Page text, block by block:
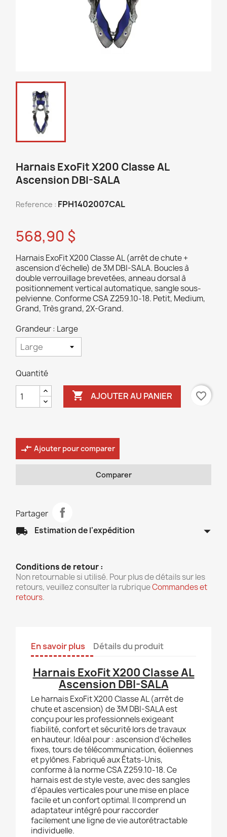
Harnais ExoFit X200 Classe AL
Ascension DBI-SALA
Reference : FPH1402007CAL
568,90 $
Harnais ExoFit X200 Classe AL (arrêt de chute +
ascension d'échelle) de 3M DBI-SALA. Boucles à
double verrouillage brevetées, anneau dorsal à
positionnement vertical automatique, sangle sous-
pelvienne. Conforme CSA Z259.10-18. Petit, Medium,
Grand, Très grand, 2X-Grand.
Grandeur : Large
Quantité
 AJOUTER AU PANIER favorite_border
compare_arrows Ajouter pour comparer
Comparer
Partager
local_shipping Estimation de l'expédition arrow_drop_down
Conditions de retour :
Non retournable si utilisé. Pour plus de détails sur les
retours, veuillez consulter la rubriqueCommandes et
retours.
En savoir plus Détails du produit
Harnais ExoFit X200 Classe AL
Ascension DBI-SALA
Le harnais ExoFit X200 Classe AL (arrêt de
chute et ascension) de 3M DBI-SALA est
conçu pour les professionnels exigeant
fiabilité, confort et sécurité lors de travaux
en hauteur. Idéal pour : ascension d'échelles
fixes, tours de télécommunication, éoliennes
et pylônes. Fabriqué aux États-Unis,
conforme à la norme CSA Z259.10-18. Ce
harnais est de style veste, avec des sangles
d'épaules verticales pour une mise en place
facile et un confort optimal. Il comprend un
adaptateur intégré pour raccorder
facilement une ligne de vie autorétractable
individuelle.